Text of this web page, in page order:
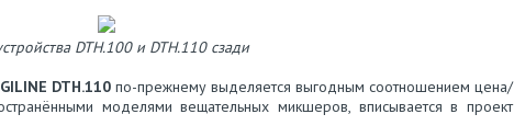
DTH.100 и DTH.110 сзади
DTH.110 по-прежнему выделяется выгодным соотношением цена/
моделями вещательных микшеров, вписывается в проект